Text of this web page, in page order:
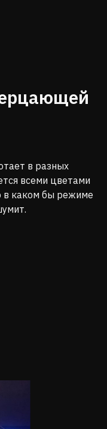
в разных
всеми цветами
в каком бы режиме